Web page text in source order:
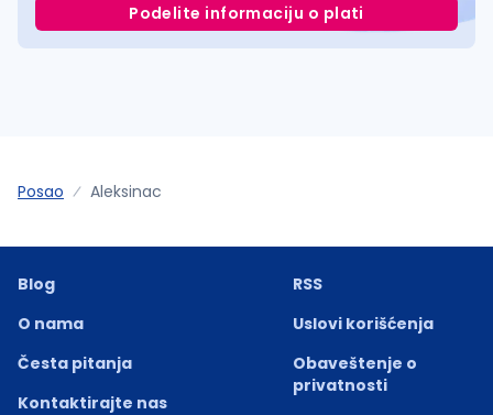
Podelite informaciju o plati
Posao Aleksinac
Blog
O nama
Česta pitanja
Kontaktirajte nas
RSS
Uslovi korišćenja
Obaveštenje o
privatnosti